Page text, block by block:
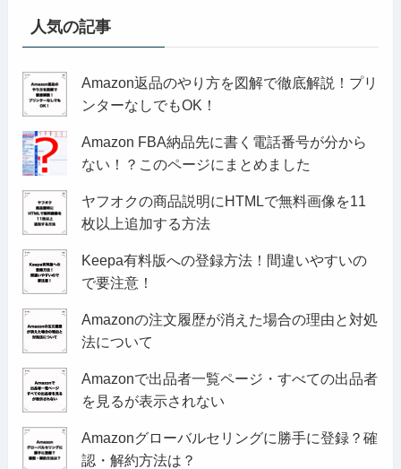
人気の記事
Amazon返品のやり方を図解で徹底解説！プリ
ンターなしでもOK！
Amazon FBA納品先に書く電話番号が分から
ない！？このページにまとめました
ヤフオクの商品説明にHTMLで無料画像を11
枚以上追加する方法
Keepa有料版への登録方法！間違いやすいの
で要注意！
Amazonの注文履歴が消えた場合の理由と対処
法について
Amazonで出品者一覧ページ・すべての出品者
を見るが表示されない
Amazonグローバルセリングに勝手に登録？確
認・解約方法は？